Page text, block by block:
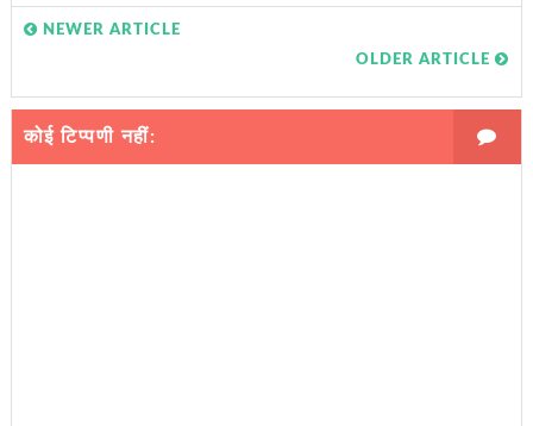
NEWER ARTICLE
OLDER ARTICLE
कोई टिप्पणी नहीं: